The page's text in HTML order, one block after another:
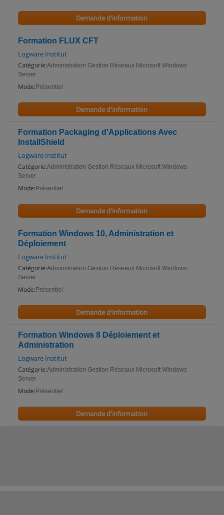
Demande d'information
Formation FLUX CFT
Logware Institut
Catégorie:Administration Gestion Réseaux Microsoft Windows
Server
Mode: Présentiel
Demande d'information
Formation Packaging d'Applications Avec
InstallShield
Logware Institut
Catégorie:Administration Gestion Réseaux Microsoft Windows
Server
Mode: Présentiel
Demande d'information
Formation Windows 10, Administration et
Déploiement
Logware Institut
Catégorie:Administration Gestion Réseaux Microsoft Windows
Server
Mode: Présentiel
Demande d'information
Formation Windows 8 Déploiement et
Administration
Logware Institut
Catégorie:Administration Gestion Réseaux Microsoft Windows
Server
Mode: Présentiel
Demande d'information